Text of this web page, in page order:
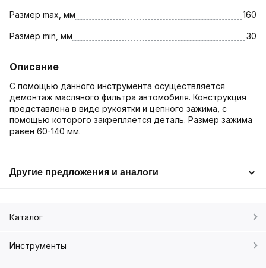
Размер max, мм 160
Размер min, мм 30
Описание
С помощью данного инструмента осуществляется
демонтаж масляного фильтра автомобиля. Конструкция
представлена в виде рукоятки и цепного зажима, с
помощью которого закрепляется деталь. Размер зажима
равен 60-140 мм.
Другие предложения и аналоги
Каталог
Инструменты